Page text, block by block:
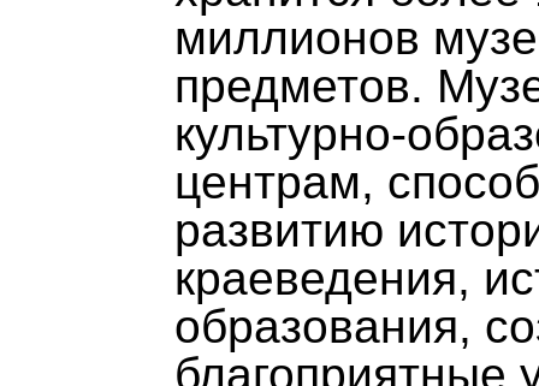
миллионов
предметов.
культурно-
центрам,
развитию
краеведения,
образования,
благоприятные